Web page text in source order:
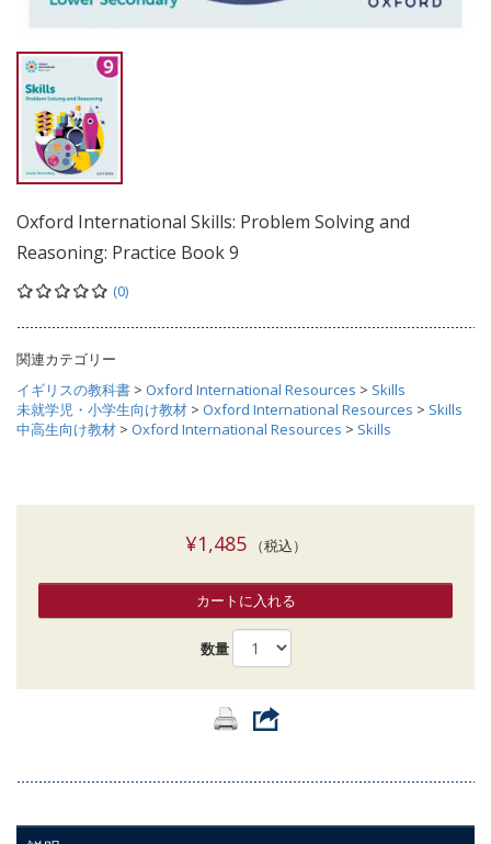
Oxford International Skills: Problem Solving and
Reasoning: Practice Book 9
(0)
関連カテゴリー
イギリスの教科書 > Oxford International Resources > Skills
未就学児・小学生向け教材 > Oxford International Resources > Skills
中高生向け教材 > Oxford International Resources > Skills
¥1,485（税込）
カートに入れる
数量